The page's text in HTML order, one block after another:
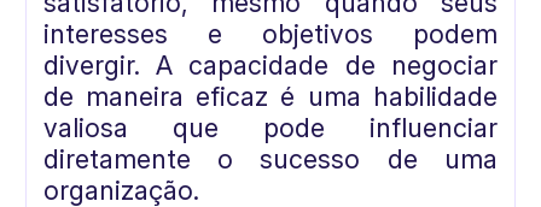
interesses e objetivos podem
divergir. A capacidade de negociar
de maneira eficaz é uma habilidade
valiosa que pode influenciar
diretamente o sucesso de uma
organização.